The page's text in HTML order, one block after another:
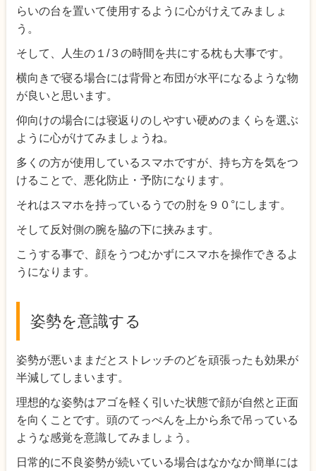
らいの台を置いて使用するように心がけえてみましょ
う。
そして、人生の１/３の時間を共にする枕も大事です。
横向きで寝る場合には背骨と布団が水平になるような物
が良いと思います。
仰向けの場合には寝返りのしやすい硬めのまくらを選ぶ
ように心がけてみましょうね。
多くの方が使用しているスマホですが、持ち方を気をつ
けることで、悪化防止・予防になります。
それはスマホを持っているうでの肘を９０°にします。
そして反対側の腕を脇の下に挟みます。
こうする事で、顔をうつむかずにスマホを操作できるよ
うになります。
姿勢を意識する
姿勢が悪いままだとストレッチのどを頑張ったも効果が
半減してしまいます。
理想的な姿勢はアゴを軽く引いた状態で顔が自然と正面
を向くことです。頭のてっぺんを上から糸で吊っている
ような感覚を意識してみましょう。
日常的に不良姿勢が続いている場合はなかなか簡単には